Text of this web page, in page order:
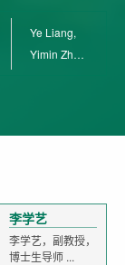
Ye Liang,
Yimin Zhu,
李学艺
李学艺，副教授，
博士生导师 ...